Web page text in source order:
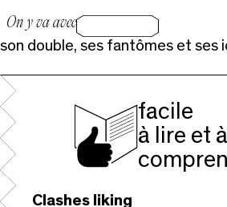
On y va avec
son double, ses fantômes et ses
facile
à lire et à
Clashes liking